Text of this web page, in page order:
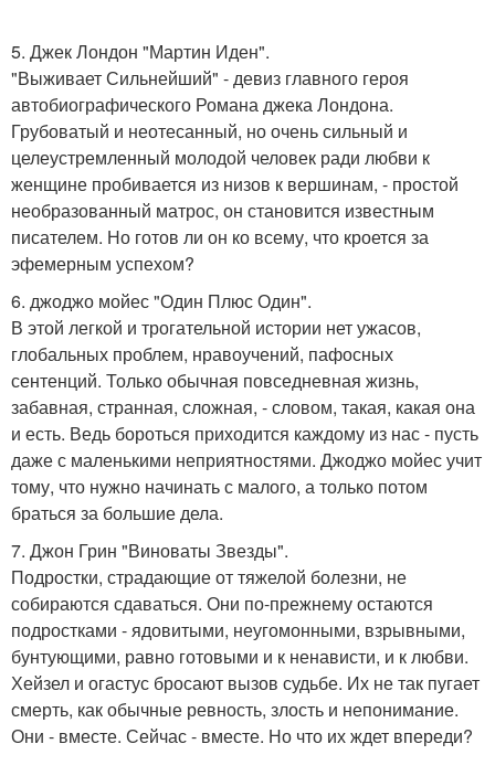
5. Джек Лондон "Мартин Иден".
"Выживает Сильнейший" - девиз главного героя
автобиографического Романа джека Лондона.
Грубоватый и неотесанный, но очень сильный и
целеустремленный молодой человек ради любви к
женщине пробивается из низов к вершинам, - простой
необразованный матрос, он становится известным
писателем. Но готов ли он ко всему, что кроется за
эфемерным успехом?
6. джоджо мойес "Один Плюс Один".
В этой легкой и трогательной истории нет ужасов,
глобальных проблем, нравоучений, пафосных
сентенций. Только обычная повседневная жизнь,
забавная, странная, сложная, - словом, такая, какая она
и есть. Ведь бороться приходится каждому из нас - пусть
даже с маленькими неприятностями. Джоджо мойес учит
тому, что нужно начинать с малого, а только потом
браться за большие дела.
7. Джон Грин "Виноваты Звезды".
Подростки, страдающие от тяжелой болезни, не
собираются сдаваться. Они по-прежнему остаются
подростками - ядовитыми, неугомонными, взрывными,
бунтующими, равно готовыми и к ненависти, и к любви.
Хейзел и огастус бросают вызов судьбе. Их не так пугает
смерть, как обычные ревность, злость и непонимание.
Они - вместе. Сейчас - вместе. Но что их ждет впереди?